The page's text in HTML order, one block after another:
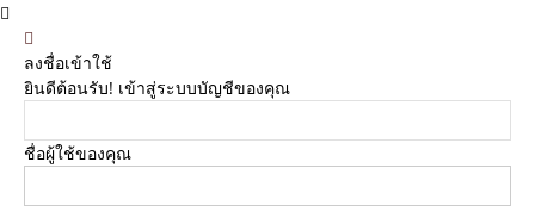
ลงชื่อเข้าใช้
ยินดีต้อนรับ! เข้าสู่ระบบบัญชีของคุณ
ชื่อผู้ใช้ของคุณ